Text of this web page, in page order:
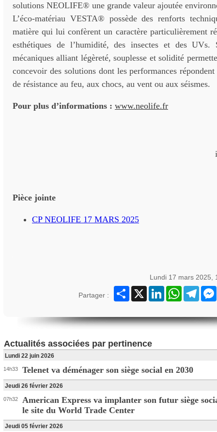
solutions NEOLIFE® une grande valeur ajoutée
L’éco-matériau VESTA® possède des renforts
matière qui lui confèrent un caractère particulièrement
esthétiques de l’humidité, des insectes et des UVs.
mécaniques alliant légèreté, souplesse et solidité
concevoir des solutions dont les performances
de résistance au feu, aux chocs, au vent ou aux séismes.
Pour plus d’informations : www.neolife.fr
Pièce jointe
CP NEOLIFE 17 MARS 2025
Lundi 17 mars 2025,
Partager :
Partager
X LinkedInWhatsApp
Actualités associées par pertinence
Lundi 22 juin 2026
14h33 Telenet va déménager son siège social en 2030
Jeudi 26 février 2026
07h32
American Express va implanter son futur siège
le site du World Trade Center
Jeudi 05 février 2026